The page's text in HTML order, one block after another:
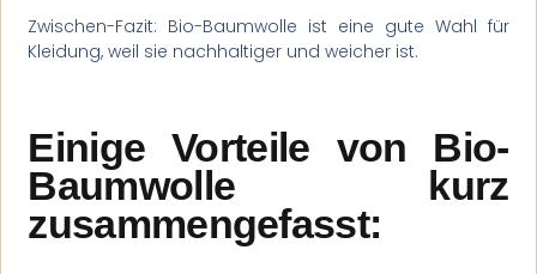
Zwischen-Fazit: Bio-Baumwolle ist eine gute Wahl für
Kleidung, weil sie nachhaltiger und weicher ist.
Einige Vorteile von Bio-
Baumwolle kurz
zusammengefasst: